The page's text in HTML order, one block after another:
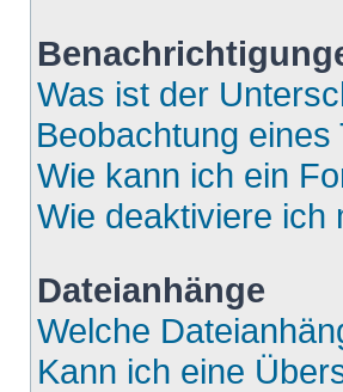
Was ist der
Beobachtung
Wie kann ich ein
Wie deaktiviere ich
Dateianhänge
Welche
Kann ich eine